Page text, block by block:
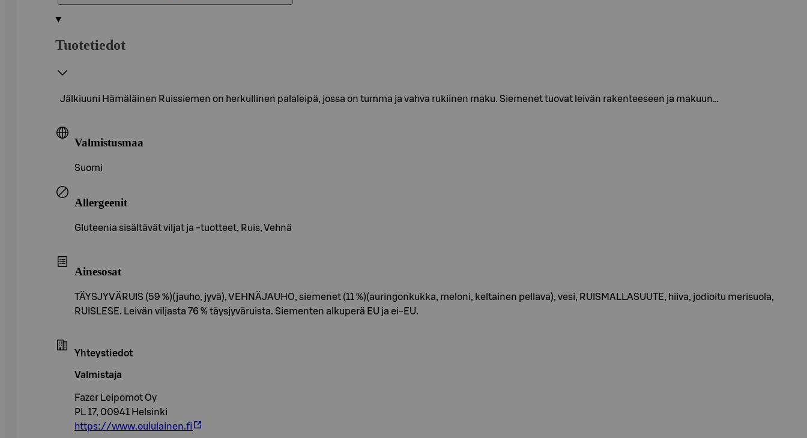
Tuotetiedot
Jälkiuuni Hämäläinen Ruissiemen on herkullinen palaleipä, jossa on tumma ja vahva rukiinen maku. Siemenet tuovat leivän rakenteeseen ja makuun…
Valmistusmaa
Suomi
Allergeenit
Gluteenia sisältävät viljat ja -tuotteet, Ruis, Vehnä
Ainesosat
TÄYSJYVÄRUIS (59 %)(jauho, jyvä), VEHNÄJAUHO, siemenet (11 %)(auringonkukka, meloni, keltainen pellava), vesi, RUISMALLASUUTE, hiiva, jodioitu merisuola,
RUISLESE. Leivän viljasta 76 % täysjyväruista. Siementen alkuperä EU ja ei-EU.
Yhteystiedot
Valmistaja
Fazer Leipomot Oy
PL 17, 00941 Helsinki
https://www.oululainen.fi